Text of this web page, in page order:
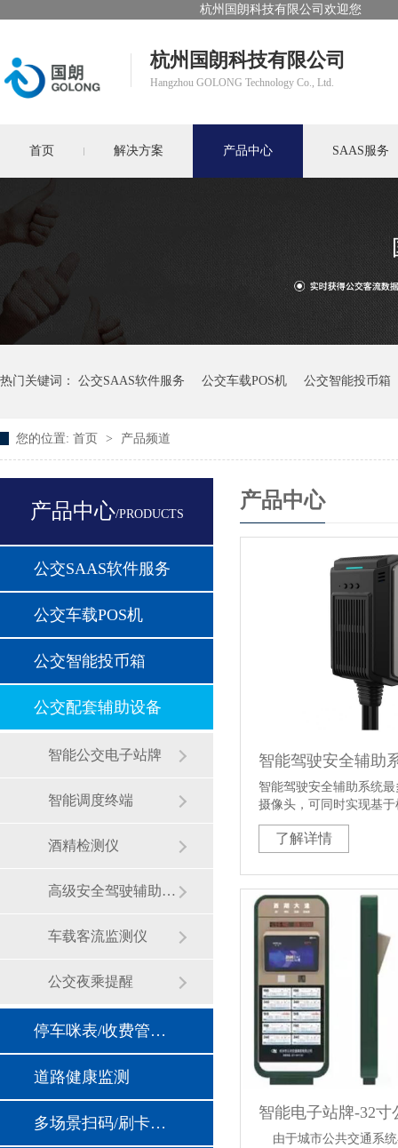
杭州国朗科技有限公司欢迎您
杭州国朗科技有限公司
Hangzhou GOLONG Technology Co., Ltd.
首页 解决方案 产品中心 SAAS服务
热门关键词： 公交SAAS软件服务 公交车载POS机 公交智能投币箱
您的位置: 首页 > 产品频道
产品中心/PRODUCTS
公交SAAS软件服务
公交车载POS机
公交智能投币箱
公交配套辅助设备
智能公交电子站牌
智能调度终端
酒精检测仪
高级安全驾驶辅助系统
车载客流监测仪
公交夜乘提醒
停车咪表/收费管理设备
道路健康监测
多场景扫码/刷卡支付模块
产品中心
智能驾驶安全辅助
智能驾驶安全辅助系统
摄像头，可同时实现基
智能的驾驶员疲劳、注
打电话灯等不良行为检
辆车距过近、车道偏移
警、急减速报警、急转
及行人检测等功能。
了解详情
智能电子站牌-32寸
由于城市公共交通系